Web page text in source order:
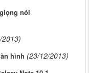
nói
2013)
hình (23/12/2013)